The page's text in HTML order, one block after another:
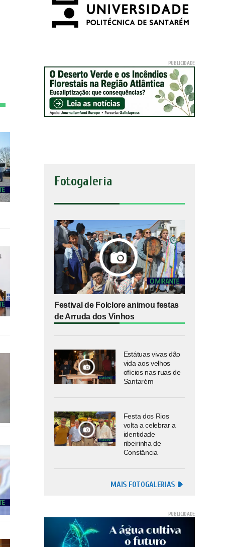
Fotogaleria
Festival de Folclore animou festas
de Arruda dos Vinhos
Estátuas vivas dão
vida aos velhos
ofícios nas ruas de
Santarém
Festa dos Rios
volta a celebrar a
identidade
ribeirinha de
Constância
MAIS FOTOGALERIAS